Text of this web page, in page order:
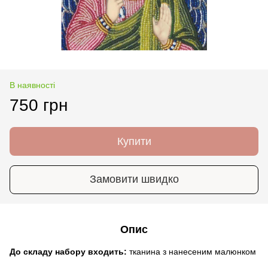
В наявності
750 грн
Купити
Замовити швидко
Опис
До складу набору входить: тканина з нанесеним малюнком